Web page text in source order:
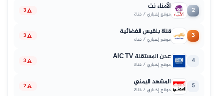
2 الأمناء نت
موقع إخباري / قناة 3
3 قناة بلقيس الفضائية
موقع إخباري / قناة 3
4 عدن المستقلة AIC TV
موقع إخباري / قناة 3
5 المشهد اليمني
موقع إخباري / قناة 2